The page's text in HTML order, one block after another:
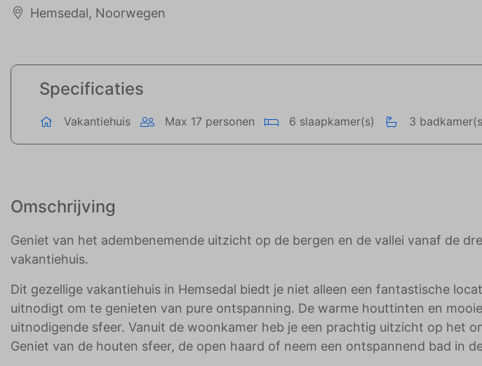
Hemsedal, Noorwegen
Specificaties
Vakantiehuis Max 17 personen 6 slaapkamer(s) 3
Omschrijving
Geniet van het adembenemende uitzicht op de bergen en de vallei vanaf de
vakantiehuis.
Dit gezellige vakantiehuis in Hemsedal biedt je niet alleen een fantastische
uitnodigt om te genieten van pure ontspanning. De warme houttinten en
uitnodigende sfeer. Vanuit de woonkamer heb je een prachtig uitzicht op het
Geniet van de houten sfeer, de open haard of neem een ontspannend bad in
basisfuncties als paginanavigatie
Marketing:
zijn afgestemd op en relevant zijn